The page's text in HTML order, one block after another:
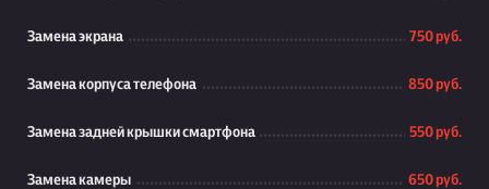
Замена экрана 750 руб.
Замена корпуса телефона 850 руб.
Замена задней крышки смартфона 550 руб.
Замена камеры 650 руб.